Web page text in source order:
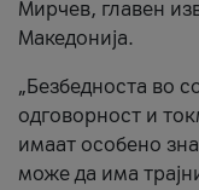
Мирчев, главен
Македонија.
„Безбедноста во
одговорност и
имаат особено
може да има